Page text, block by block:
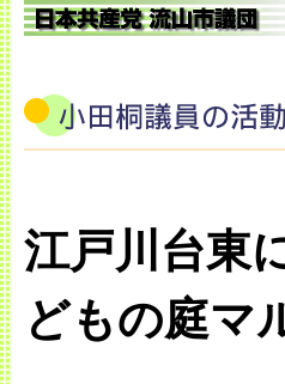
江戸川台東
どもの庭マ